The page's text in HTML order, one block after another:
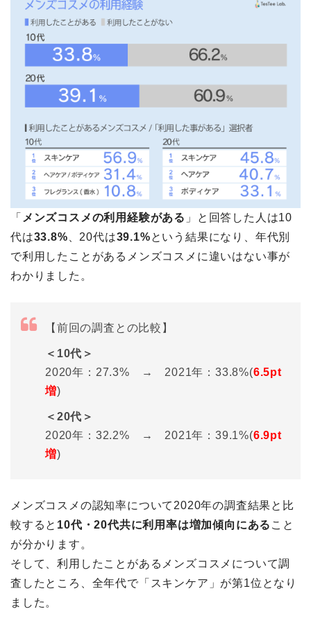
「 メンズコスメの利用経験がある 」と回答した人は10
代は33.8%、20代は39.1%という結果になり、年代別
で利用したことがあるメンズコスメに違いはない事が
わかりました。
【前回の調査との比較】
＜10代＞
2020年：27.3% → 2021年：33.8%(6.5pt
増)
＜20代＞
2020年：32.2% → 2021年：39.1%(6.9pt
増)
メンズコスメの認知率について2020年の調査結果と比
較すると 10代・20代共に利用率は増加傾向にある こと
が分かります。
そして、利用したことがあるメンズコスメについて調
査したところ、全年代で「スキンケア」が第1位となり
ました。